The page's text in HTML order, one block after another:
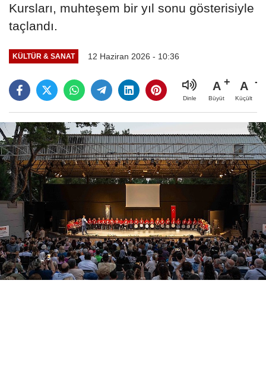
Kursları, muhteşem bir yıl sonu gösterisiyle
taçlandı.
KÜLTÜR & SANAT 12 Haziran 2026 - 10:36
Dinle
A
Büyüt
A
Küçült